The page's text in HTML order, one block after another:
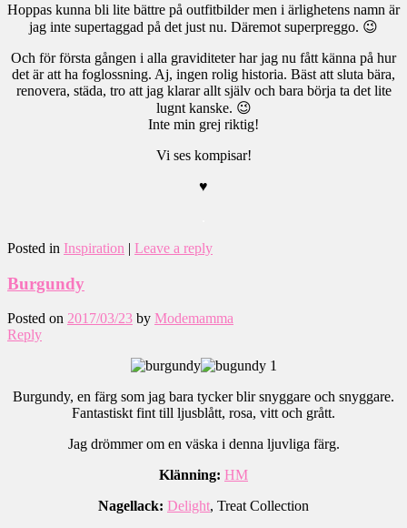
Hoppas kunna bli lite bättre på outfitbilder men i ärlighetens namn är
jag inte supertaggad på det just nu. Däremot superpreggo. 😉
Och för första gången i alla graviditeter har jag nu fått känna på hur
det är att ha foglossning. Aj, ingen rolig historia. Bäst att sluta bära,
renovera, städa, tro att jag klarar allt själv och bara börja ta det lite
lugnt kanske. 😉
Inte min grej riktig!
Vi ses kompisar!
♥
Posted in Inspiration | Leave a reply
Burgundy
Posted on 2017/03/23 by Modemamma
Reply
Burgundy, en färg som jag bara tycker blir snyggare och snyggare.
Fantastiskt fint till ljusblått, rosa, vitt och grått.
Jag drömmer om en väska i denna ljuvliga färg.
Klänning: HM
Nagellack: Delight, Treat Collection